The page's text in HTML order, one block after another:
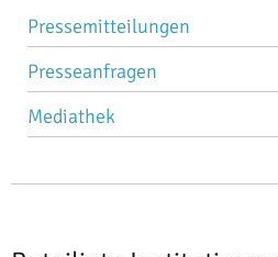
Navigation
überspringen
Pressemitteilungen
Presseanfragen
Mediathek